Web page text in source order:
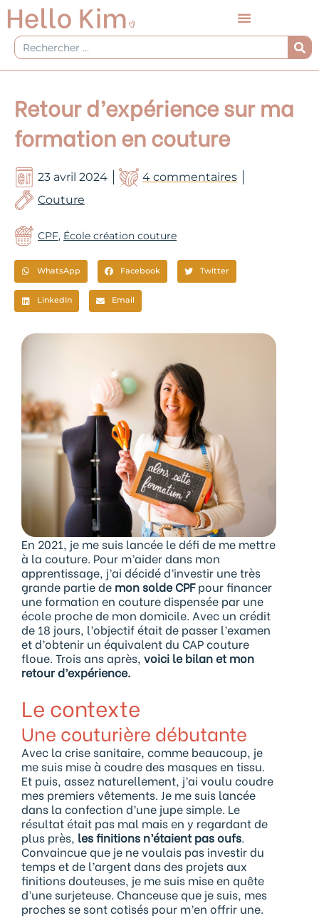
Aller
au
contenu
Rechercher
Retour d’expérience sur ma
formation en couture
23 avril 2024
4 commentaires
Couture
CPF, École création couture
WhatsApp Facebook Twitter
LinkedIn Email
En 2021, je me suis lancée le défi de me mettre
à la couture. Pour m’aider dans mon
apprentissage, j’ai décidé d’investir une très
grande partie de mon solde CPFpour financer
une formation en couture dispensée par une
école proche de mon domicile. Avec un crédit
de 18 jours, l’objectif était de passer l’examen
et d’obtenir un équivalent du CAP couture
floue. Trois ans après, voici le bilan et mon
retour d’expérience.
Le contexte
Une couturière débutante
Avec la crise sanitaire, comme beaucoup, je
me suis mise à coudre des masques en tissu.
Et puis, assez naturellement, j’ai voulu coudre
mes premiers vêtements. Je me suis lancée
dans la confection d’une jupe simple. Le
résultat était pas mal mais en y regardant de
plus près, les finitions n’étaient pas oufs.
Convaincue que je ne voulais pas investir du
temps et de l’argent dans des projets aux
finitions douteuses, je me suis mise en quête
d’une surjeteuse. Chanceuse que je suis, mes
proches se sont cotisés pour m’en offrir une.